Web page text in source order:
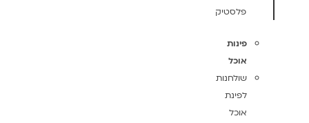
פלסטיק
פינות
אוכל
שולחנות
לפינת
אוכל